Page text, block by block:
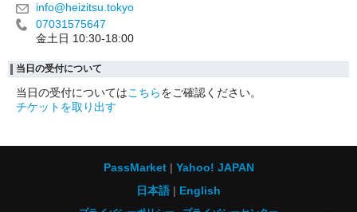
info@heizitsu.tokyo
07031575647
金土日 10:30-18:00
当日の受付について
当日の受付についてはこちらをご確認ください。
チケットを取り出す
PassMarket
Yahoo! JAPAN
日本語
English